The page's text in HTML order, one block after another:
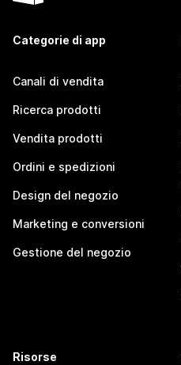
Categorie di app
Canali di vendita
Ricerca prodotti
Vendita prodotti
Ordini e spedizioni
Design del negozio
Marketing e conversioni
Gestione del negozio
Risorse